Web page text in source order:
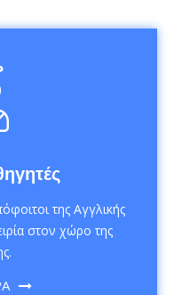
της Αγγλικής
στον χώρο της